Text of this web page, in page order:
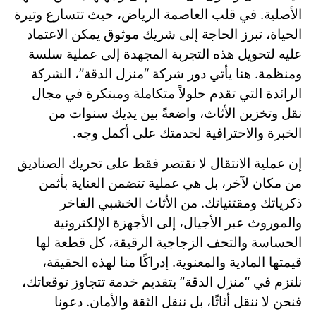
الأصلية. في قلب العاصمة الرياض، حيث تتسارع وتيرة
الحياة، تبرز الحاجة إلى شريك موثوق يمكن الاعتماد
عليه لتحويل هذه التجربة المجهدة إلى عملية سلسة
ومنظمة. هنا يأتي دور شركة “منزل الدقة”، الشركة
الرائدة التي تقدم حلولاً متكاملة ومبتكرة في مجال
نقل وتخزين الأثاث، واضعةً بين يديك سنوات من
الخبرة والاحترافية لخدمتك على أكمل وجه.
إن عملية الانتقال لا تقتصر فقط على تحريك الصناديق
من مكان لآخر، بل هي عملية تتضمن العناية بأثمن
ذكرياتك ومقتنياتك. من الأثاث الخشبي الفاخر
والموروث عبر الأجيال، إلى الأجهزة الإلكترونية
الحساسة والتحف الزجاجية الرقيقة، كل قطعة لها
قيمتها المادية والمعنوية. إدراكًا منا لهذه الحقيقة،
نلتزم في “منزل الدقة” بتقديم خدمة تتجاوز توقعاتك،
فنحن لا ننقل أثاثًا، بل ننقل الثقة والأمان. دعونا